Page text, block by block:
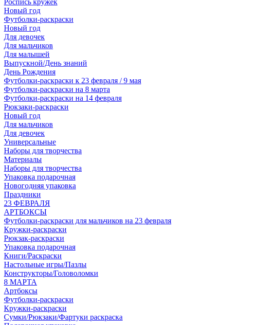
Роспись кружек
Новый год
Футболки-раскраски
Новый год
Для девочек
Для мальчиков
Для малышей
Выпускной/День знаний
День Рождения
Футболки-раскраски к 23 февраля / 9 мая
Футболки-раскраски на 8 марта
Футболки-раскраски на 14 февраля
Рюкзаки-раскраски
Новый год
Для мальчиков
Для девочек
Универсальные
Наборы для творчества
Материалы
Наборы для творчества
Упаковка подарочная
Новогодняя упаковка
Праздники
23 ФЕВРАЛЯ
АРТБОКСЫ
Футболки-раскраски для мальчиков на 23 февраля
Кружки-раскраски
Рюкзак-раскраски
Упаковка подарочная
Книги/Раскраски
Настольные игры/Пазлы
Конструкторы/Головоломки
8 МАРТА
Артбоксы
Футболки-раскраски
Кружки-раскраски
Сумки/Рюкзаки/Фартуки раскраска